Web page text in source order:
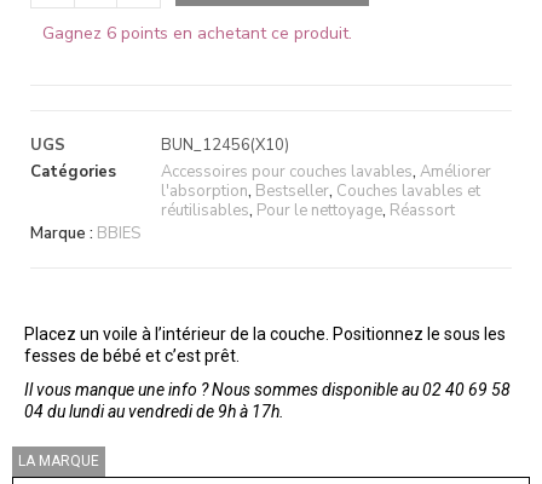
Gagnez 6 points en achetant ce produit.
UGS
BUN_12456(X10)
Catégories
Accessoires pour couches lavables, Améliorer
l'absorption, Bestseller, Couches lavables et
réutilisables, Pour le nettoyage, Réassort
Marque : BBIES
Placez un voile à l’intérieur de la couche. Positionnez le sous les
fesses de bébé et c’est prêt.
Il vous manque une info ? Nous sommes disponible au 02 40 69 58
04 du lundi au vendredi de 9h à 17h.
LA MARQUE